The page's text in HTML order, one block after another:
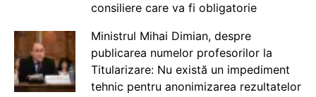
consiliere care va fi obligatorie
Ministrul Mihai Dimian, despre
publicarea numelor profesorilor la
Titularizare: Nu există un impediment
tehnic pentru anonimizarea rezultatelor